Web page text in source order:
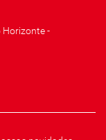
Horizonte -